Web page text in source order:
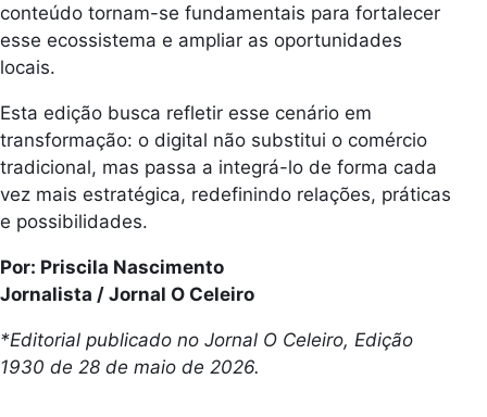
conteúdo tornam-se fundamentais para fortalecer
esse ecossistema e ampliar as oportunidades
locais.
Esta edição busca refletir esse cenário em
transformação: o digital não substitui o comércio
tradicional, mas passa a integrá-lo de forma cada
vez mais estratégica, redefinindo relações, práticas
e possibilidades.
Por: Priscila Nascimento
Jornalista / Jornal O Celeiro
*Editorial publicado no Jornal O Celeiro, Edição
1930 de 28 de maio de 2026.